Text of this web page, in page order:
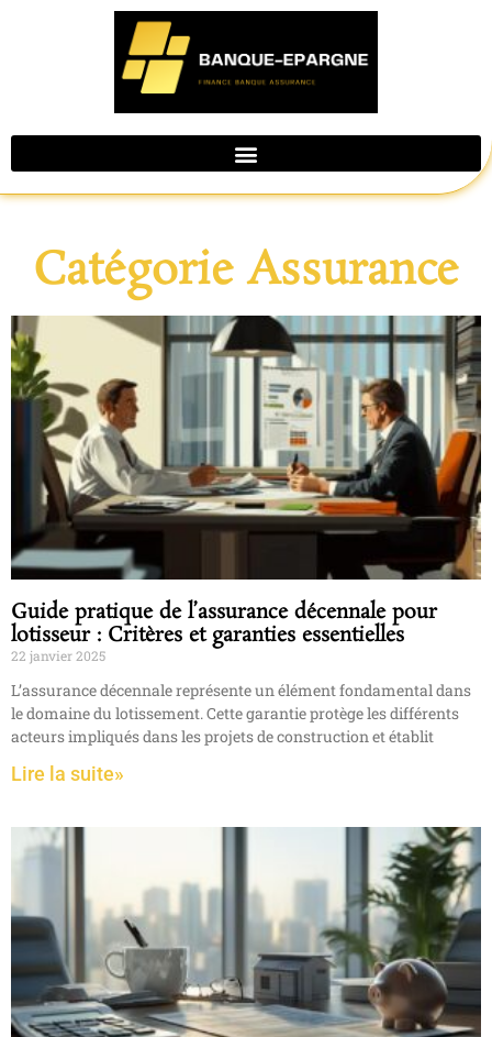
Catégorie Assurance
Guide pratique de l’assurance décennale pour
lotisseur : Critères et garanties essentielles
22 janvier 2025
L’assurance décennale représente un élément fondamental dans
le domaine du lotissement. Cette garantie protège les différents
acteurs impliqués dans les projets de construction et établit
Lire la suite»